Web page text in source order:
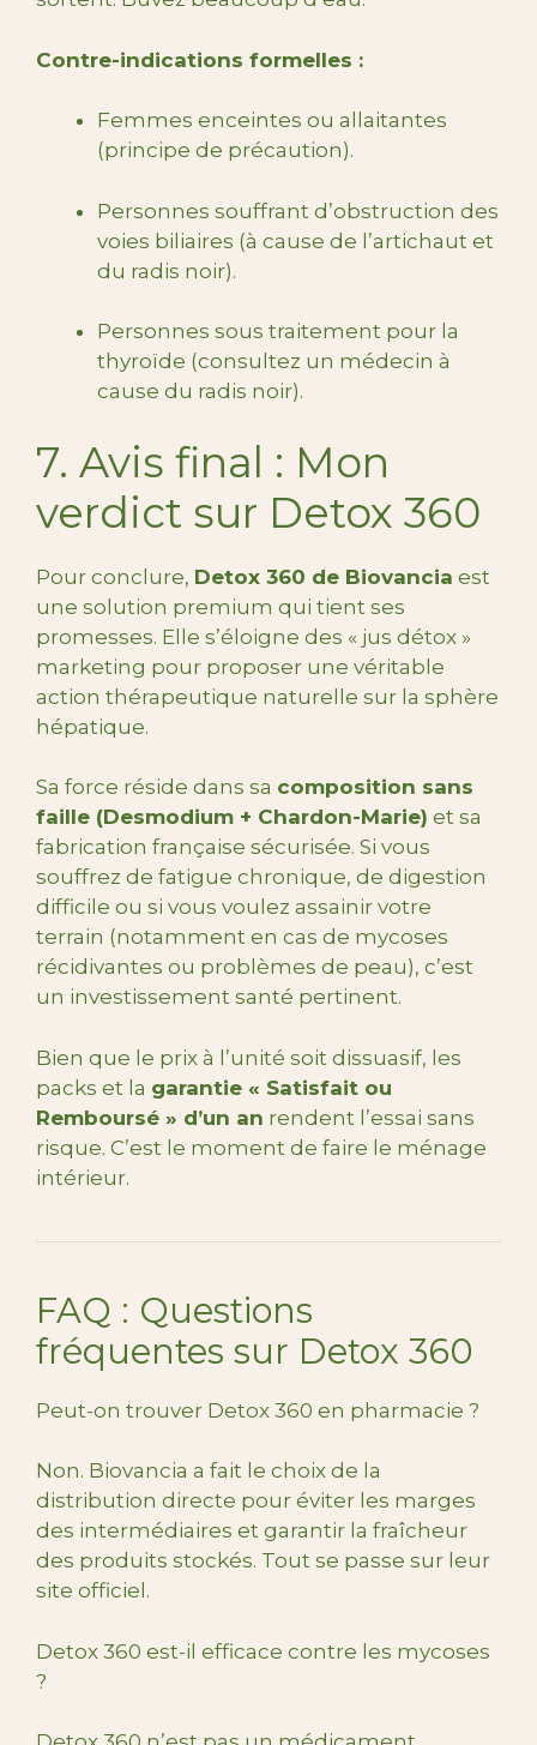
Contre-indications formelles :
Femmes enceintes ou allaitantes
(principe de précaution).
Personnes souffrant d’obstruction des
voies biliaires (à cause de l’artichaut et
du radis noir).
Personnes sous traitement pour la
thyroïde (consultez un médecin à
cause du radis noir).
7. Avis final : Mon
verdict sur Detox 360
Pour conclure, Detox 360 de Biovancia est
une solution premium qui tient ses
promesses. Elle s’éloigne des « jus détox »
marketing pour proposer une véritable
action thérapeutique naturelle sur la sphère
hépatique.
Sa force réside dans sa composition sans
faille (Desmodium + Chardon-Marie) et sa
fabrication française sécurisée. Si vous
souffrez de fatigue chronique, de digestion
difficile ou si vous voulez assainir votre
terrain (notamment en cas de mycoses
récidivantes ou problèmes de peau), c’est
un investissement santé pertinent.
Bien que le prix à l’unité soit dissuasif, les
packs et la garantie « Satisfait ou
Remboursé » d’un an rendent l’essai sans
risque. C’est le moment de faire le ménage
intérieur.
FAQ : Questions
fréquentes sur Detox 360
Peut-on trouver Detox 360 en pharmacie ?
Non. Biovancia a fait le choix de la
distribution directe pour éviter les marges
des intermédiaires et garantir la fraîcheur
des produits stockés. Tout se passe sur leur
site officiel.
Detox 360 est-il efficace contre les mycoses
?